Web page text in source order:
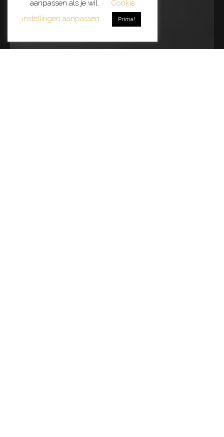
aanpassen als je wil.
Cookie
instellingen aanpassen
Prima!